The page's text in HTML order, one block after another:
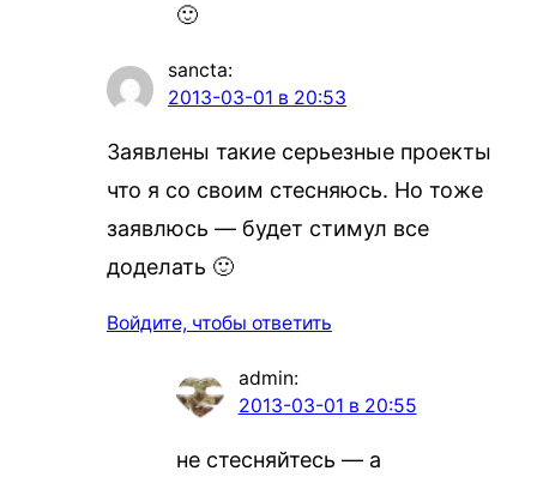
🙂
sancta:
2013-03-01 в 20:53
Заявлены такие серьезные проекты
что я со своим стесняюсь. Но тоже
заявлюсь — будет стимул все
доделать 🙂
Войдите, чтобы ответить
admin:
2013-03-01 в 20:55
не стесняйтесь — а